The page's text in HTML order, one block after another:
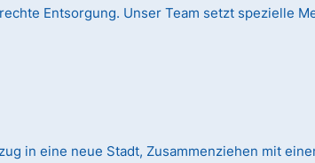
Entsorgung. Unser Team setzt spezielle
in eine neue Stadt, Zusammenziehen mit